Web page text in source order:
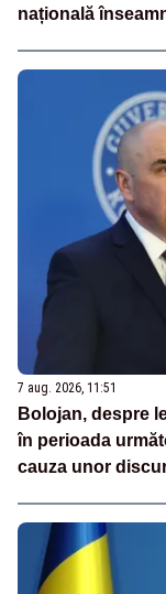
națională
7 aug. 2026, 11:51
Bolojan, despre
în perioada
cauza unor